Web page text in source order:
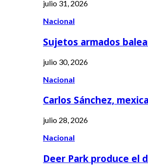
julio 31, 2026
Nacional
Sujetos armados
julio 30, 2026
Nacional
Carlos Sánchez,
julio 28, 2026
Nacional
Deer Park produce el